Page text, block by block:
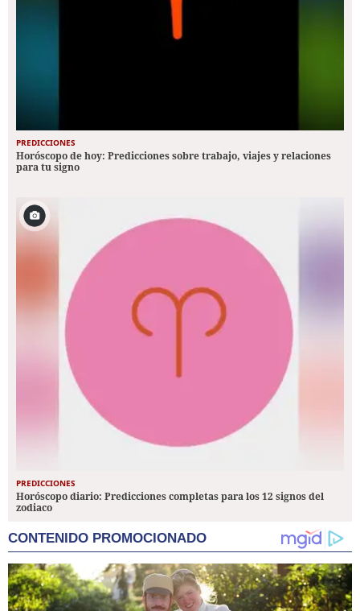
PREDICCIONES
Horóscopo de hoy: Predicciones sobre trabajo, viajes y relaciones
para tu signo
PREDICCIONES
Horóscopo diario: Predicciones completas para los 12 signos del
zodiaco
CONTENIDO PROMOCIONADO